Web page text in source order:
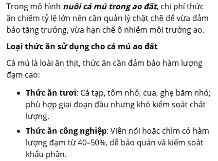
Trong mô hình nuôi cá mú trong ao đất, chi phí thức
ăn chiếm tỷ lệ lớn nên cần quản lý chặt chẽ để vừa đảm
bảo tăng trưởng, vừa hạn chế ô nhiễm môi trường ao.
Loại thức ăn sử dụng cho cá mú ao đất
Cá mú là loài ăn thịt, thức ăn cần đảm bảo hàm lượng
đạm cao:
Thức ăn tươi: Cá tạp, tôm nhỏ, cua, ghẹ băm nhỏ;
phù hợp giai đoạn đầu nhưng khó kiểm soát chất
lượng.
Thức ăn công nghiệp: Viên nổi hoặc chìm có hàm
lượng đạm từ 40–50%, dễ bảo quản và kiểm soát
khẩu phần.